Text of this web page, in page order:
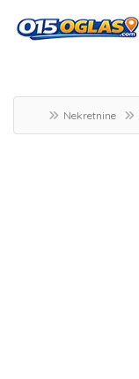
Nekretnine